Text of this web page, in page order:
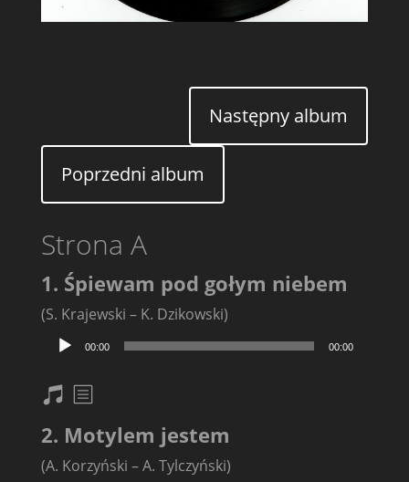
Następny album
Poprzedni album
Strona A
1. Śpiewam pod gołym niebem
(S. Krajewski – K. Dzikowski)
Odtwarzacz
plików
00:00 00:00
nuty
txt
2. Motylem jestem
(A. Korzyński – A. Tylczyński)